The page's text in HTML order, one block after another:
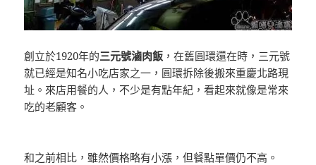
創立於1920年的三元號滷肉飯 ，在舊圓環還在時，三元號
就已經是知名小吃店家之一，圓環拆除後搬來重慶北路現
址。來店用餐的人，不少是有點年紀，看起來就像是常來
吃的老顧客。
和之前相比，雖然價格略有小漲，但餐點單價仍不高。